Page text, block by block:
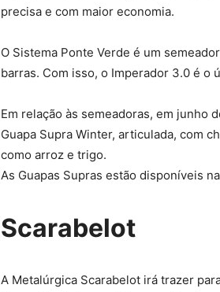
precisa e com maior economia.
O Sistema Ponte Verde é um
barras. Com isso, o Imperador 3.0 é
Em relação às semeadoras, em junho
Guapa Supra Winter, articulada, com
como arroz e trigo.
As Guapas Supras estão disponíveis
Scarabelot
A Metalúrgica Scarabelot irá trazer